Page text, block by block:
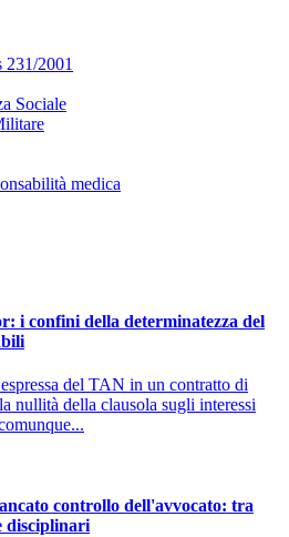
2001
Sociale
medica
i confini della determinatezza del
del TAN in un contratto di
nullità della clausola sugli interessi
controllo dell'avvocato: tra
disciplinari